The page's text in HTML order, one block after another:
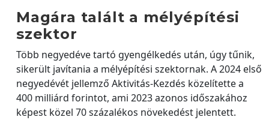
Magára talált a mélyépítési
szektor
Több negyedéve tartó gyengélkedés után, úgy tűnik,
sikerült javítania a mélyépítési szektornak. A 2024 első
negyedévét jellemző Aktivitás-Kezdés közelítette a
400 milliárd forintot, ami 2023 azonos időszakához
képest közel 70 százalékos növekedést jelentett.